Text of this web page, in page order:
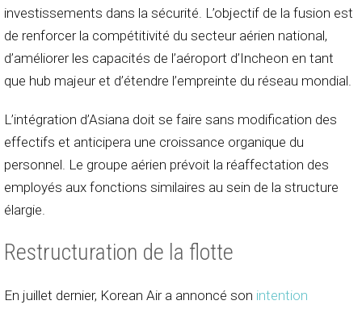
investissements dans la sécurité. L’objectif de la fusion est
de renforcer la compétitivité du secteur aérien national,
d’améliorer les capacités de l’aéroport d’Incheon en tant
que hub majeur et d’étendre l’empreinte du réseau mondial.
L’intégration d’Asiana doit se faire sans modification des
effectifs et anticipera une croissance organique du
personnel. Le groupe aérien prévoit la réaffectation des
employés aux fonctions similaires au sein de la structure
élargie.
Restructuration de la flotte
En juillet dernier, Korean Air a annoncé son intention